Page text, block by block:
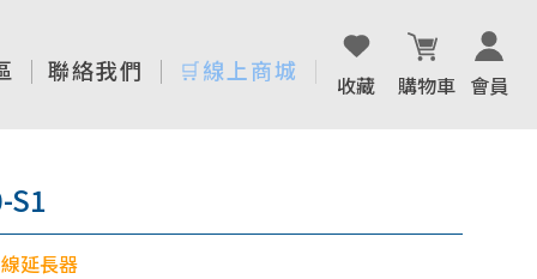
聯絡我們 🛒線上商城 收藏 購物車 會員
S1
延長器